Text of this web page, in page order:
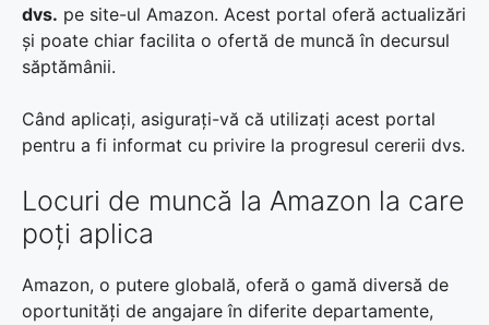
dvs. pe site-ul Amazon. Acest portal oferă actualizări
și poate chiar facilita o ofertă de muncă în decursul
săptămânii.
Când aplicați, asigurați-vă că utilizați acest portal
pentru a fi informat cu privire la progresul cererii dvs.
Locuri de muncă la Amazon la care
poți aplica
Amazon, o putere globală, oferă o gamă diversă de
oportunități de angajare în diferite departamente,